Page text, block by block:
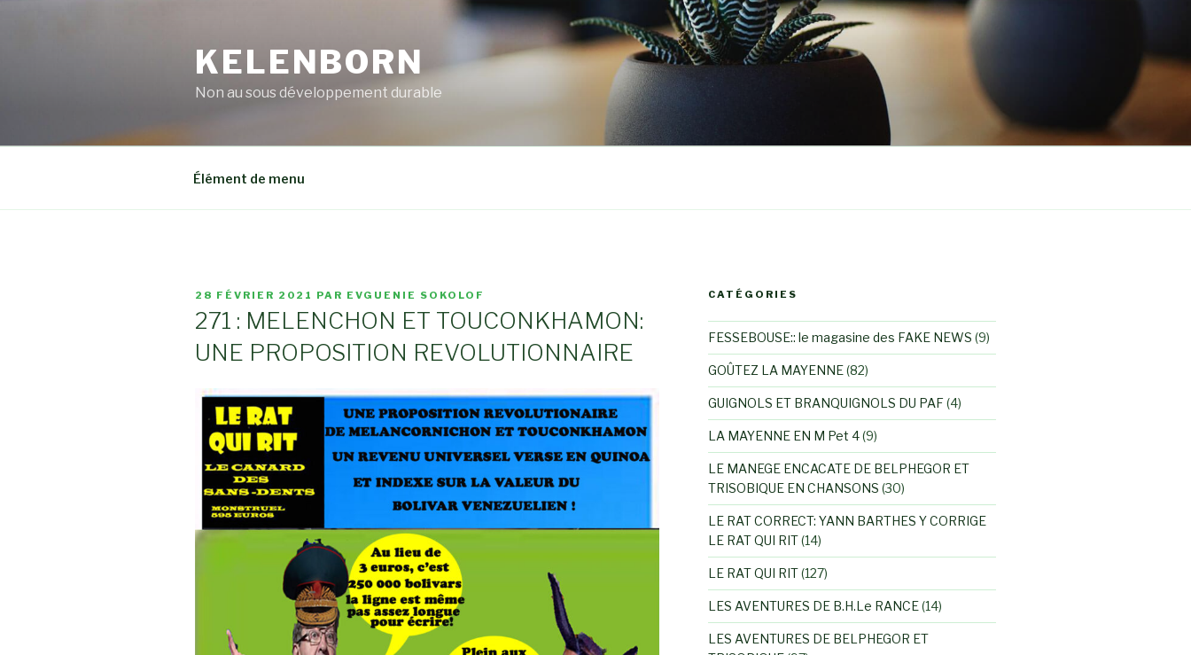
KELENBORN
Non au sous développement durable
Élément de menu
PUBLIÉ
28 FÉVRIER 2021 PAR EVGUENIE SOKOLOF
271 : MELENCHON ET TOUCONKHAMON:
UNE PROPOSITION REVOLUTIONNAIRE
CATÉGORIES
FESSEBOUSE:: le magasine des FAKE NEWS (9)
GOÛTEZ LA MAYENNE(82)
GUIGNOLS ET BRANQUIGNOLS DU PAF(4)
LA MAYENNE EN M Pet 4(9)
LE MANEGE ENCACATE DE BELPHEGOR ET
TRISOBIQUE EN CHANSONS (30)
LE RAT CORRECT: YANN BARTHES Y CORRIGE
LE RAT QUI RIT(14)
LE RAT QUI RIT(127)
LES AVENTURES DE B.H.Le RANCE(14)
LES AVENTURES DE BELPHEGOR ET